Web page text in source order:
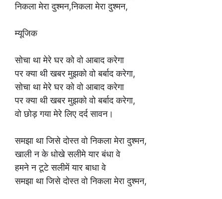
निकला मेरा दुश्मन,निकला मेरा दुश्मन,
म्यूजिक
सोचा था मेरे घर को वो आबाद करेगा
पर क्या थी खबर मुझको वो बर्बाद करेगा,
सोचा था मेरे घर को वो आबाद करेगा
पर क्या थी खबर मुझको वो बर्बाद करेगा,
वो छोड़ गया मेरे लिए दर्द सावन।
समझा था जिसे दोस्त वो निकला मेरा दुश्मन,
खाली न के धोखे सलीमे यार बंधा वे
हमने न टूटे सलीमें यार बाधा वे
समझा था जिसे दोस्त वो निकला मेरा दुश्मन,